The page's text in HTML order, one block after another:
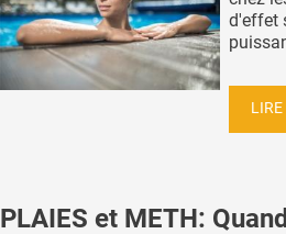
d'effet
PLAIES et METH: